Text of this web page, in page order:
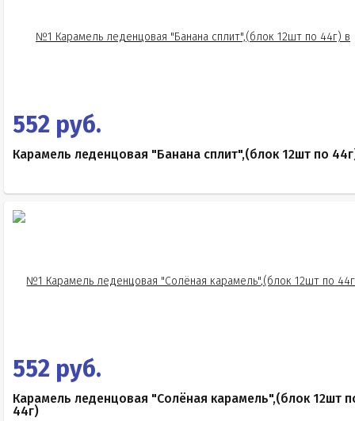
552 руб.
Карамель леденцовая "Банана сплит",(блок 12шт по
552 руб.
Карамель леденцовая "Солёная карамель",(блок 12шт
44г)